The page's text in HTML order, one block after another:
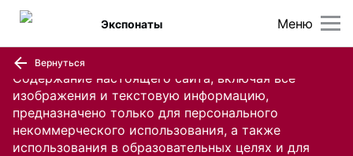
Содержание настоящего сайта, включая все
изображения и текстовую информацию,
предназначено только для персонального
некоммерческого использования, а также
использования в образовательных целях и для
Меню
Экспонаты
Вернуться